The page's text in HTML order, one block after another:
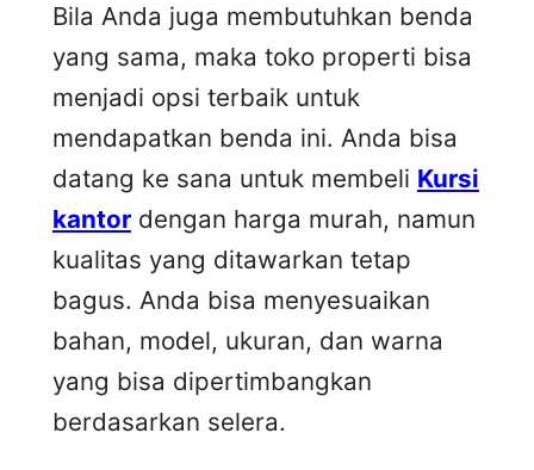
Bila Anda juga membutuhkan benda
yang sama, maka toko properti bisa
menjadi opsi terbaik untuk
mendapatkan benda ini. Anda bisa
datang ke sana untuk membeli Kursi
kantor dengan harga murah, namun
kualitas yang ditawarkan tetap
bagus. Anda bisa menyesuaikan
bahan, model, ukuran, dan warna
yang bisa dipertimbangkan
berdasarkan selera.